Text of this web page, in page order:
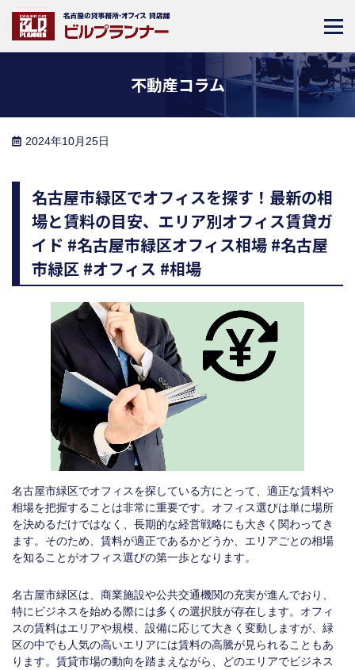
不動産コラム
2024年10月25日
名古屋市緑区でオフィスを探す！最新の相
場と賃料の目安、エリア別オフィス賃貸ガ
イド #名古屋市緑区オフィス相場 #名古屋
市緑区 #オフィス #相場
名古屋市緑区でオフィスを探している方にとって、適正な賃料や
相場を把握することは非常に重要です。オフィス選びは単に場所
を決めるだけではなく、長期的な経営戦略にも大きく関わってき
ます。そのため、賃料が適正であるかどうか、エリアごとの相場
を知ることがオフィス選びの第一歩となります。
名古屋市緑区は、商業施設や公共交通機関の充実が進んでおり、
特にビジネスを始める際には多くの選択肢が存在します。オフィ
スの賃料はエリアや規模、設備に応じて大きく変動しますが、緑
区の中でも人気の高いエリアには賃料の高騰が見られることもあ
ります。賃貸市場の動向を踏まえながら、どのエリアでビジネス